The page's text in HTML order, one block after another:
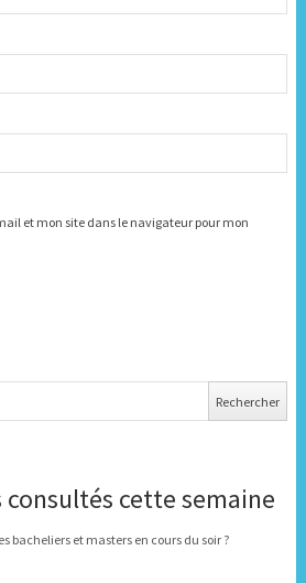
et mon site dans le navigateur pour mon
cette semaine
bacheliers et masters en cours du soir ?